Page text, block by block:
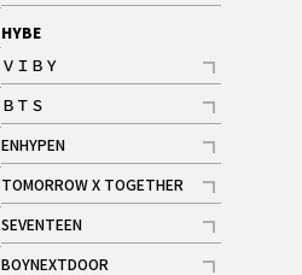
記事
HYBE
ＶＩＢＹ
記事
ＢＴＳ
記事
ENHYPEN
記事
TOMORROW X TOGETHER
記事
ギャラリー
SEVENTEEN
記事
BOYNEXTDOOR